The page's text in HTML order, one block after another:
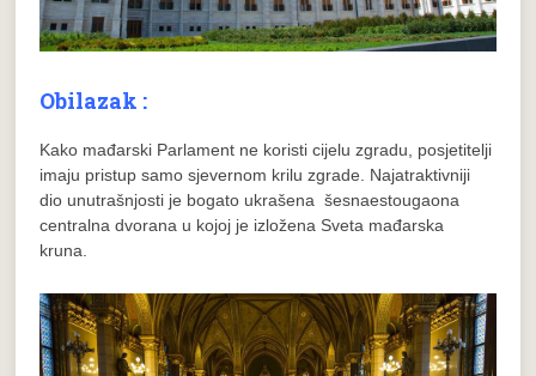
Obilazak :
Kako mađarski Parlament ne koristi cijelu zgradu, posjetitelji
imaju pristup samo sjevernom krilu zgrade. Najatraktivniji
dio unutrašnjosti je bogato ukrašena šesnaestougaona
centralna dvorana u kojoj je izložena Sveta mađarska
kruna.